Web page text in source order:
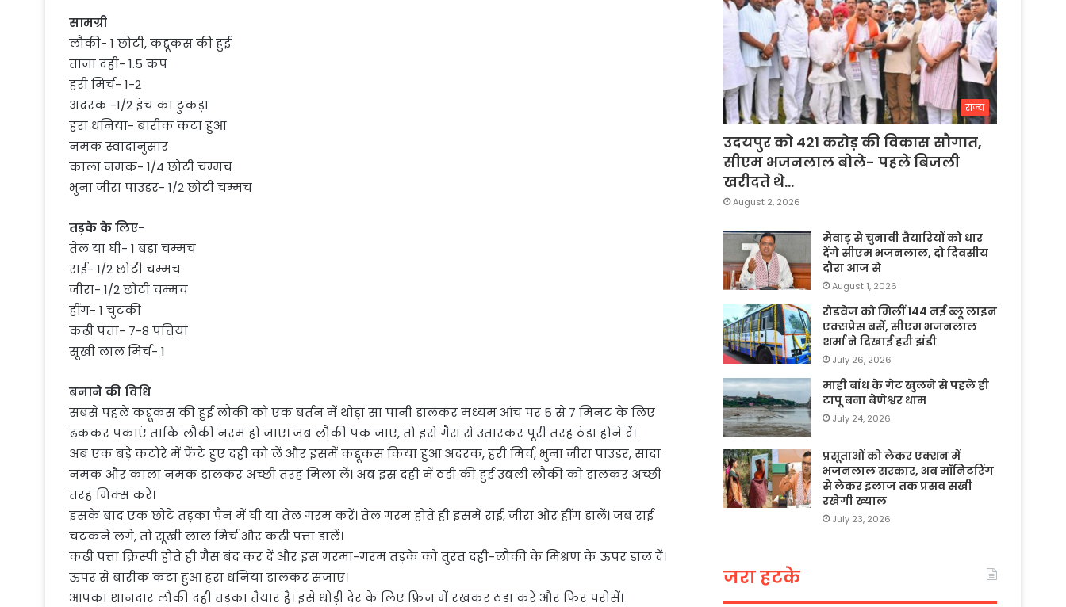
सामग्री
लौकी- 1 छोटी, कद्दूकस की हुई
ताजा दही- 1.5 कप
हरी मिर्च- 1-2
अदरक -1/2 इंच का टुकड़ा
हरा धनिया- बारीक कटा हुआ
नमक स्वादानुसार
काला नमक- 1/4 छोटी चम्मच
भुना जीरा पाउडर- 1/2 छोटी चम्मच
तड़के के लिए-
तेल या घी- 1 बड़ा चम्मच
राई- 1/2 छोटी चम्मच
जीरा- 1/2 छोटी चम्मच
हींग- 1 चुटकी
कढ़ी पत्ता- 7-8 पत्तियां
सूखी लाल मिर्च- 1
बनाने की विधि
सबसे पहले कद्दूकस की हुई लौकी को एक बर्तन में थोड़ा सा पानी डालकर मध्यम आंच पर 5 से 7 मिनट के लिए
ढककर पकाएं ताकि लौकी नरम हो जाए। जब लौकी पक जाए, तो इसे गैस से उतारकर पूरी तरह ठंडा होने दें।
अब एक बड़े कटोरे में फेंटे हुए दही को लें और इसमें कद्दूकस किया हुआ अदरक, हरी मिर्च, भुना जीरा पाउडर, सादा
नमक और काला नमक डालकर अच्छी तरह मिला लें। अब इस दही में ठंडी की हुई उबली लौकी को डालकर अच्छी
तरह मिक्स करें।
इसके बाद एक छोटे तड़का पैन में घी या तेल गरम करें। तेल गरम होते ही इसमें राई, जीरा और हींग डालें। जब राई
चटकने लगे, तो सूखी लाल मिर्च और कढ़ी पत्ता डालें।
कढ़ी पत्ता क्रिस्पी होते ही गैस बंद कर दें और इस गरमा-गरम तड़के को तुरंत दही-लौकी के मिश्रण के ऊपर डाल दें।
ऊपर से बारीक कटा हुआ हरा धनिया डालकर सजाएं।
आपका शानदार लौकी दही तड़का तैयार है। इसे थोड़ी देर के लिए फ्रिज में रखकर ठंडा करें और फिर परोसें।
राज्य
उदयपुर को 421 करोड़ की विकास सौगात,
सीएम भजनलाल बोले- पहले बिजली
खरीदते थे…
August 2, 2026
मेवाड़ से चुनावी तैयारियों को धार
देंगे सीएम भजनलाल, दो दिवसीय
दौरा आज से
August 1, 2026
रोडवेज को मिलीं 144 नई ब्लू लाइन
एक्सप्रेस बसें, सीएम भजनलाल
शर्मा ने दिखाई हरी झंडी
July 26, 2026
माही बांध के गेट खुलने से पहले ही
टापू बना बेणेश्वर धाम
July 24, 2026
प्रसूताओं को लेकर एक्शन में
भजनलाल सरकार, अब मॉनिटरिंग
से लेकर इलाज तक प्रसव सखी
रखेगी ख्याल
July 23, 2026
जरा हटके